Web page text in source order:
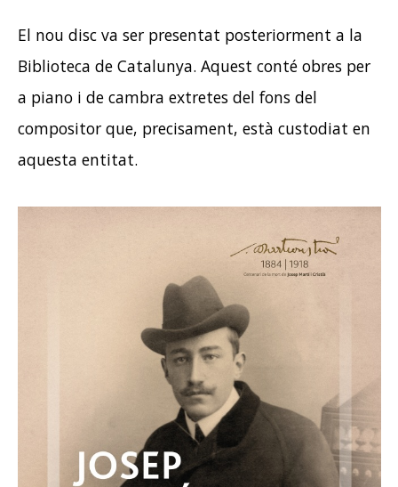
El nou disc va ser presentat posteriorment a la
Biblioteca de Catalunya. Aquest conté obres per
a piano i de cambra extretes del fons del
compositor que, precisament, està custodiat en
aquesta entitat.